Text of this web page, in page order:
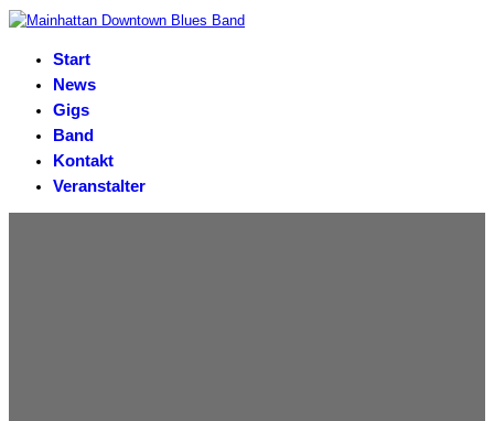
Start
News
Gigs
Band
Kontakt
Veranstalter